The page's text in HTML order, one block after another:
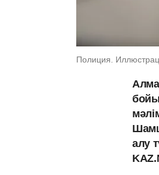
Полиция.
алу